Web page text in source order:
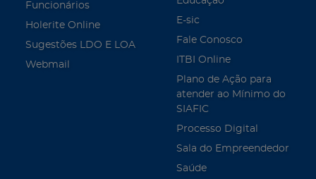
Funcionários
Holerite Online
Sugestões LDO E LOA
Webmail
E-sic
Fale Conosco
ITBI Online
Plano de Ação para
atender ao Mínimo do
SIAFIC
Processo Digital
Sala do Empreendedor
Saúde